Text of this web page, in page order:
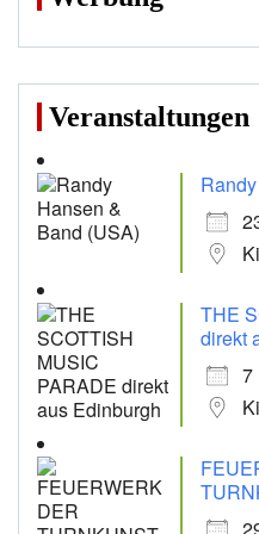
Veranstaltungen
THE
direkt
7